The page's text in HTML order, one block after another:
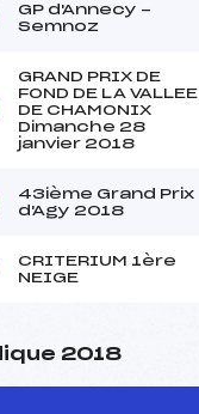
GP d'Annecy -
Semnoz
GRAND PRIX DE
FOND DE LA VALLEE
DE CHAMONIX
Dimanche 28
janvier 2018
43ième Grand Prix
d'Agy 2018
CRITERIUM 1ère
NEIGE
2018